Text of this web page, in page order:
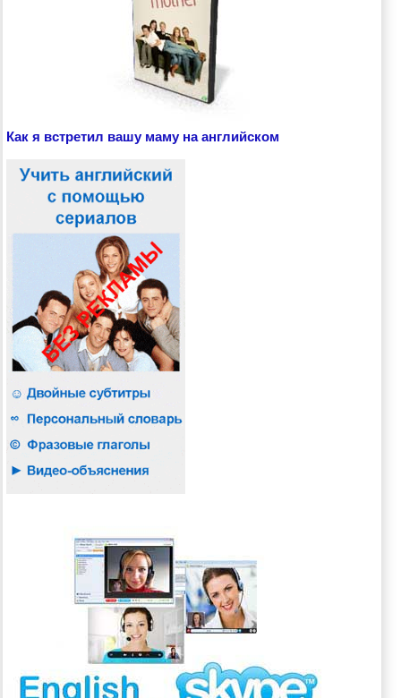
Как я встретил вашу маму на английском